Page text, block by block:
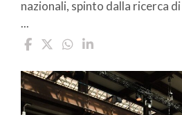
nazionali, spinto dalla ricerca
...